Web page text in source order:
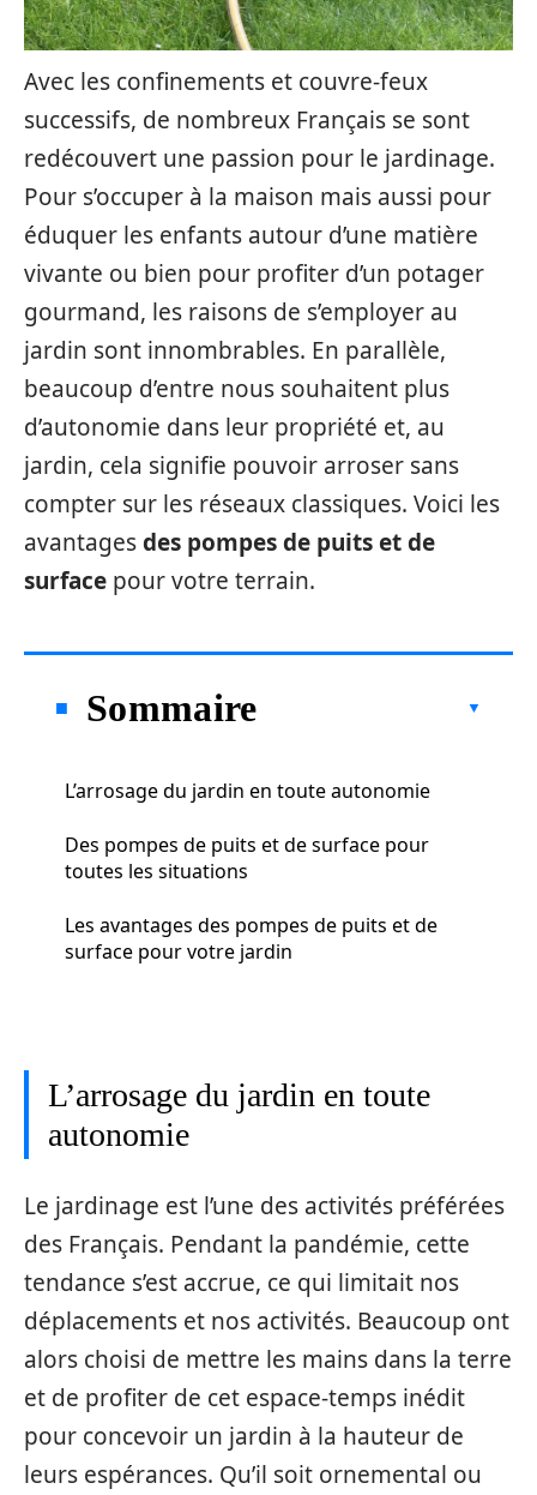
Avec les confinements et couvre-feux
successifs, de nombreux Français se sont
redécouvert une passion pour le jardinage.
Pour s’occuper à la maison mais aussi pour
éduquer les enfants autour d’une matière
vivante ou bien pour profiter d’un potager
gourmand, les raisons de s’employer au
jardin sont innombrables. En parallèle,
beaucoup d’entre nous souhaitent plus
d’autonomie dans leur propriété et, au
jardin, cela signifie pouvoir arroser sans
compter sur les réseaux classiques. Voici les
avantagesdes pompes de puits et de
surface pour votre terrain.
Sommaire
L’arrosage du jardin en toute autonomie
Des pompes de puits et de surface pour
toutes les situations
Les avantages des pompes de puits et de
surface pour votre jardin
L’arrosage du jardin en toute
autonomie
Le jardinage est l’une des activités préférées
des Français. Pendant la pandémie, cette
tendance s’est accrue, ce qui limitait nos
déplacements et nos activités. Beaucoup ont
alors choisi de mettre les mains dans la terre
et de profiter de cet espace-temps inédit
pour concevoir un jardin à la hauteur de
leurs espérances. Qu’il soit ornemental ou